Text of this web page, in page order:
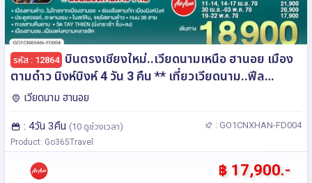
รหัส : 12864 บินตรงเชียงใหม่..เวียดนามเหนือ ฮานอย เมือง
ตามด๋าว นิงห์บิงห์ 4 วัน 3 คืน ** เที่ยวเวียดนาม..ฟีล
ยุโรป..ท่ามกลางสายหมอก** โดยสายการบิน AIR ASIA
(FD)
เวียดนาม ฮานอย
: 4วัน 3คืน (10 ดูช่วงเวลา) : GO1CNXHAN-FD004
Product: Go365Travel
฿ 17,900.-